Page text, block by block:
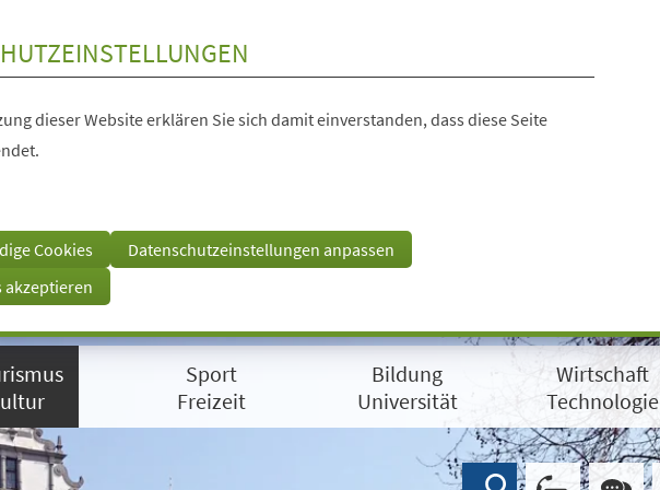
dieser Website erklären Sie sich damit einverstanden, dass diese Seite
Cookies
Datenschutzeinstellungen anpassen
akzeptieren
Sport
Freizeit
Bildung
Universität
Wirtschaft
Technologie